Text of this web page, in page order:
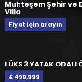
Muhteşem Şehir ve
Villa
Fiyat için arayın
LÜKS 3 YATAK ODALI
£ 499,999